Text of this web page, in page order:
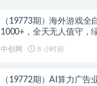
（19773期）海外游戏全
1000+，全天无人值守，
中创网 8 小时前
（19772期）AI算力广告